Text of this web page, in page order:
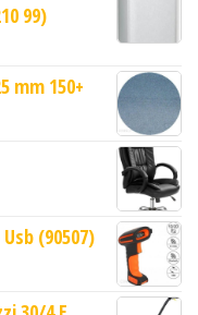
99)
mm 150+
(90507)